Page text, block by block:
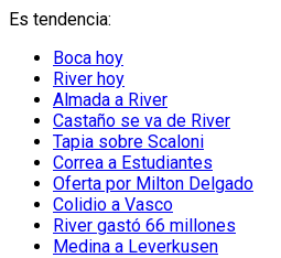
Es tendencia:
Boca hoy
River hoy
Almada a River
Castaño se va de River
Tapia sobre Scaloni
Correa a Estudiantes
Oferta por Milton Delgado
Colidio a Vasco
River gastó 66 millones
Medina a Leverkusen